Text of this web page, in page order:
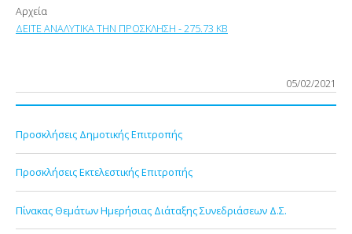
Αρχεία
ΔΕΙΤΕ ΑΝΑΛΥΤΙΚΑ ΤΗΝ ΠΡΟΣΚΛΗΣΗ - 275.73 KB
05/02/2021
Προσκλήσεις Δημοτικής Επιτροπής
Προσκλήσεις Εκτελεστικής Επιτροπής
Πίνακας Θεμάτων Ημερήσιας Διάταξης Συνεδριάσεων Δ.Σ.